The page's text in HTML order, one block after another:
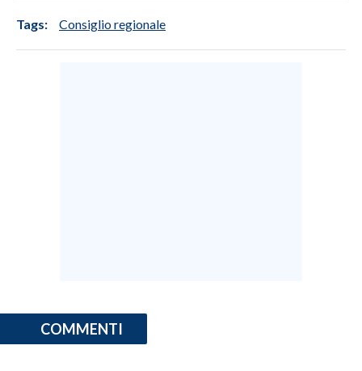
Tags: Consiglio regionale
COMMENTI